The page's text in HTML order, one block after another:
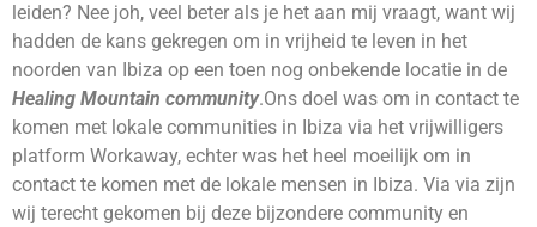
leiden? Nee joh, veel beter als je het aan mij vraagt, want wij
hadden de kans gekregen om in vrijheid te leven in het
noorden van Ibiza op een toen nog onbekende locatie in de
Healing Mountain community.Ons doel was om in contact te
komen met lokale communities in Ibiza via het vrijwilligers
platform Workaway, echter was het heel moeilijk om in
contact te komen met de lokale mensen in Ibiza. Via via zijn
wij terecht gekomen bij deze bijzondere community en